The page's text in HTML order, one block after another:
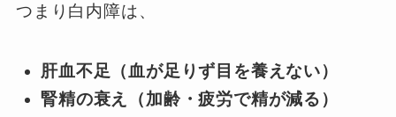
つまり白内障は、
肝血不足（血が足りず目を養えない）
腎精の衰え（加齢・疲労で精が減る）